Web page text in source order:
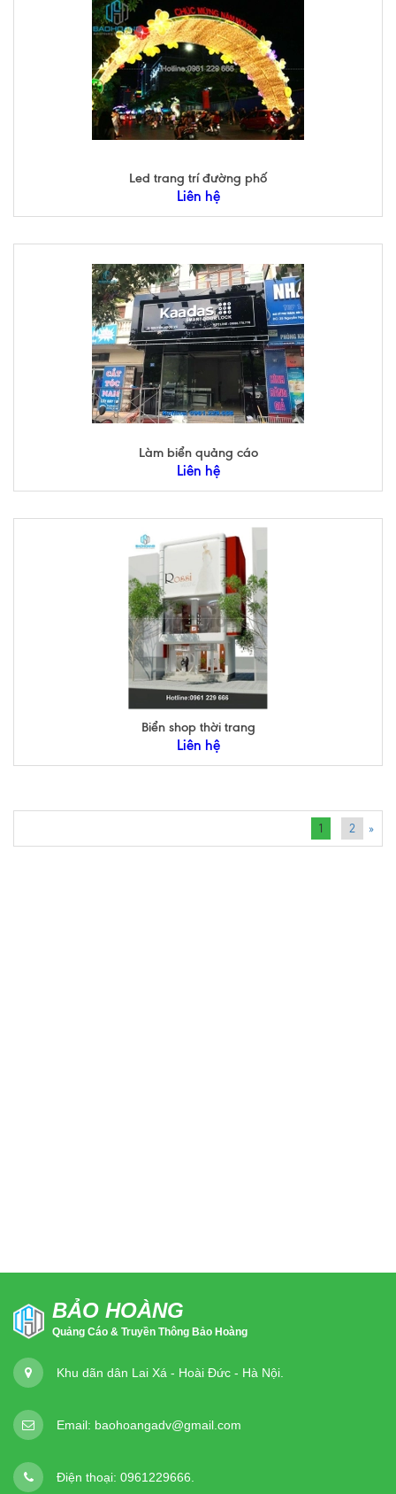
Led trang trí đường phố
Liên hệ
Làm biển quảng cáo
Liên hệ
Biển shop thời trang
Liên hệ
1 2 »
BẢO HOÀNG
Quảng Cáo & Truyền Thông Bảo Hoàng
Khu dãn dân Lai Xá - Hoài Đức - Hà Nội.
Email: baohoangadv@gmail.com
Điện thoại: 0961229666.